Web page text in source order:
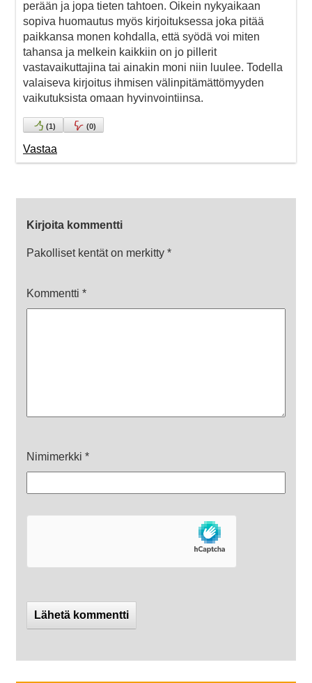
perään ja jopa tieten tahtoen. Oikein nykyaikaan
sopiva huomautus myös kirjoituksessa joka pitää
paikkansa monen kohdalla, että syödä voi miten
tahansa ja melkein kaikkiin on jo pillerit
vastavaikuttajina tai ainakin moni niin luulee. Todella
valaiseva kirjoitus ihmisen välinpitämättömyyden
vaikutuksista omaan hyvinvointiinsa.
(1) (0)
Vastaa
Kirjoita kommentti
Pakolliset kentät on merkitty *
Kommentti *
Nimimerkki *